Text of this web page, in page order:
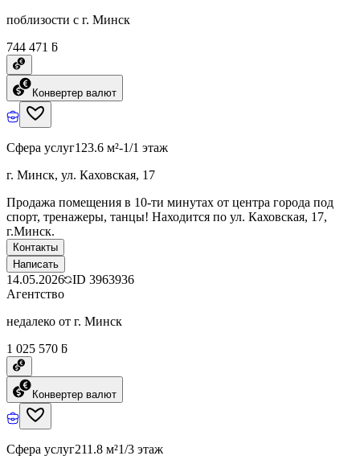
поблизости с г. Минск
744 471 ƃ
Конвертер валют
Сфера услуг123.6 м²-1/1 этаж
г. Минск, ул. Каховская, 17
Продажа помещения в 10-ти минутах от центра города под
спорт, тренажеры, танцы! Находится по ул. Каховская, 17,
г.Минск.
Контакты
Написать
14.05.2026 ID 3963936
Агентство
недалеко от г. Минск
1 025 570 ƃ
Конвертер валют
Сфера услуг211.8 м²1/3 этаж